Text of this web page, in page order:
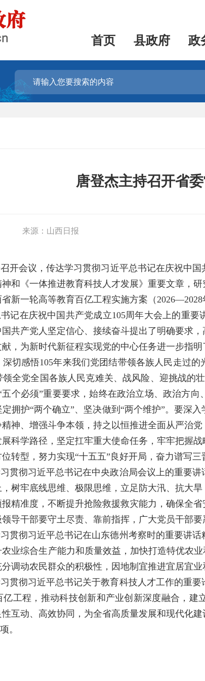
首页 县政府 政
唐登杰主持召开省
来源： 山西日报
开会议，传达学习贯彻习近平总书记在庆祝中
和《一体推进教育科技人才发展》重要文章，
新一轮高等教育百亿工程实施方案（2026—2028
记在庆祝中国共产党成立105周年大会上的重
共产党人坚定信心、接续奋斗提出了明确要求
，为新时代新征程实现党的中心任务进一步指
切感悟105年来我们党团结带领各族人民走过
全党全国各族人民克难关、战风险、迎挑战的
个必须”重要要求，始终在政治立场、政治方
拥护“两个确立”、坚决做到“两个维护”。要深
神、增强斗争本领，持之以恒推进全面从严治
科学路径，坚定扛牢重大使命任务，牢牢把握
转型，努力实现“十五五”良好开局，奋力谱写三
贯彻习近平总书记在中央政治局会议上的重要
树牢底线思维、极限思维，立足防大汛、抗大
精准度，不断提升抢险救援救灾能力，确保全
导干部要守土尽责、靠前指挥，广大党员干部
贯彻习近平总书记在山东德州考察时的重要讲
业综合生产能力和质量效益，加快打造特优农
调动农民群众的积极性，因地制宜推进宜居宜
贯彻习近平总书记关于教育科技人才工作的重
工程，推动科技创新和产业创新深度融合，
互动、高效协同，为全省高质量发展和现代化建
。